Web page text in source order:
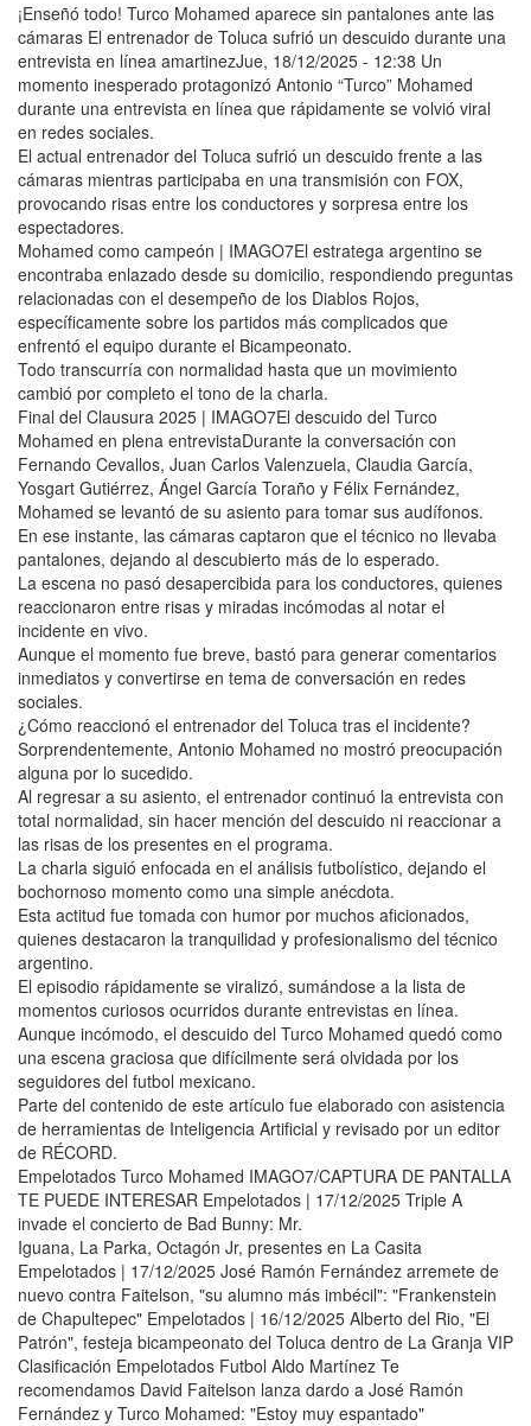
¡Enseñó todo! Turco Mohamed aparece sin pantalones ante las
cámaras El entrenador de Toluca sufrió un descuido durante una
entrevista en línea amartinezJue, 18/12/2025 - 12:38 Un
momento inesperado protagonizó Antonio “Turco” Mohamed
durante una entrevista en línea que rápidamente se volvió viral
en redes sociales.
El actual entrenador del Toluca sufrió un descuido frente a las
cámaras mientras participaba en una transmisión con FOX,
provocando risas entre los conductores y sorpresa entre los
espectadores.
Mohamed como campeón | IMAGO7El estratega argentino se
encontraba enlazado desde su domicilio, respondiendo preguntas
relacionadas con el desempeño de los Diablos Rojos,
específicamente sobre los partidos más complicados que
enfrentó el equipo durante el Bicampeonato.
Todo transcurría con normalidad hasta que un movimiento
cambió por completo el tono de la charla.
Final del Clausura 2025 | IMAGO7El descuido del Turco
Mohamed en plena entrevistaDurante la conversación con
Fernando Cevallos, Juan Carlos Valenzuela, Claudia García,
Yosgart Gutiérrez, Ángel García Toraño y Félix Fernández,
Mohamed se levantó de su asiento para tomar sus audífonos.
En ese instante, las cámaras captaron que el técnico no llevaba
pantalones, dejando al descubierto más de lo esperado.
La escena no pasó desapercibida para los conductores, quienes
reaccionaron entre risas y miradas incómodas al notar el
incidente en vivo.
Aunque el momento fue breve, bastó para generar comentarios
inmediatos y convertirse en tema de conversación en redes
sociales.
¿Cómo reaccionó el entrenador del Toluca tras el incidente?
Sorprendentemente, Antonio Mohamed no mostró preocupación
alguna por lo sucedido.
Al regresar a su asiento, el entrenador continuó la entrevista con
total normalidad, sin hacer mención del descuido ni reaccionar a
las risas de los presentes en el programa.
La charla siguió enfocada en el análisis futbolístico, dejando el
bochornoso momento como una simple anécdota.
Esta actitud fue tomada con humor por muchos aficionados,
quienes destacaron la tranquilidad y profesionalismo del técnico
argentino.
El episodio rápidamente se viralizó, sumándose a la lista de
momentos curiosos ocurridos durante entrevistas en línea.
Aunque incómodo, el descuido del Turco Mohamed quedó como
una escena graciosa que difícilmente será olvidada por los
seguidores del futbol mexicano.
Parte del contenido de este artículo fue elaborado con asistencia
de herramientas de Inteligencia Artificial y revisado por un editor
de RÉCORD.
Empelotados Turco Mohamed IMAGO7/CAPTURA DE PANTALLA
TE PUEDE INTERESAR Empelotados | 17/12/2025 Triple A
invade el concierto de Bad Bunny: Mr.
Iguana, La Parka, Octagón Jr, presentes en La Casita
Empelotados | 17/12/2025 José Ramón Fernández arremete de
nuevo contra Faitelson, "su alumno más imbécil": "Frankenstein
de Chapultepec" Empelotados | 16/12/2025 Alberto del Rio, "El
Patrón", festeja bicampeonato del Toluca dentro de La Granja VIP
Clasificación Empelotados Futbol Aldo Martínez Te
recomendamos David Faitelson lanza dardo a José Ramón
Fernández y Turco Mohamed: "Estoy muy espantado"